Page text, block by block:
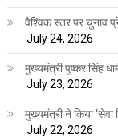
वैश्विक स्तर पर चुनाव
July 24, 2026
मुख्यमंत्री पुष्कर सिंह
July 23, 2026
मुख्यमंत्री ने किया ‘सेवा
July 22, 2026